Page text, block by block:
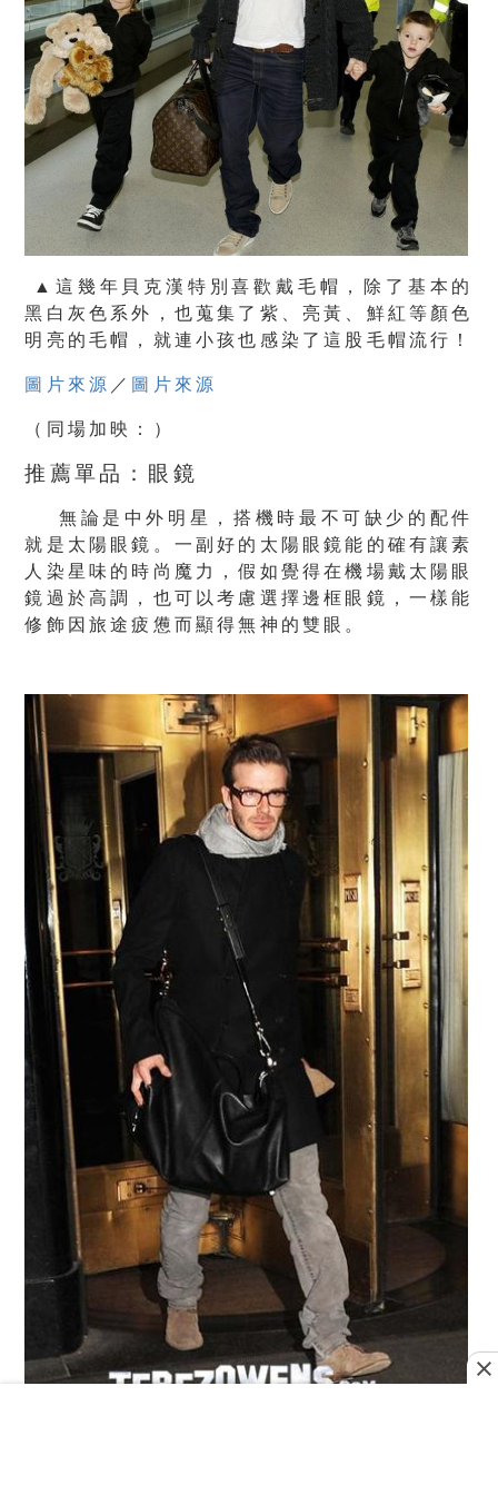
▲這幾年貝克漢特別喜歡戴毛帽，除了基本的
黑白灰色系外，也蒐集了紫、亮黃、鮮紅等顏色
明亮的毛帽，就連小孩也感染了這股毛帽流行！
圖片來源 ／ 圖片來源
（同場加映：）
推薦單品：眼鏡
無論是中外明星，搭機時最不可缺少的配件
就是太陽眼鏡。一副好的太陽眼鏡能的確有讓素
人染星味的時尚魔力，假如覺得在機場戴太陽眼
鏡過於高調，也可以考慮選擇邊框眼鏡，一樣能
修飾因旅途疲憊而顯得無神的雙眼。